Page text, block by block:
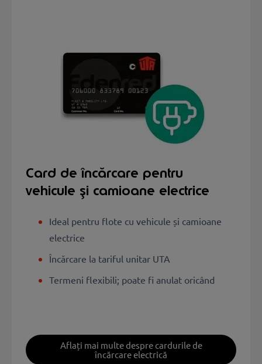
Card de încărcare pentru
vehicule și camioane electrice
Ideal pentru flote cu vehicule și camioane
electrice
Încărcare la tariful unitar UTA
Termeni flexibili; poate fi anulat oricând
Aflați mai multe despre cardurile de
încărcare electrică